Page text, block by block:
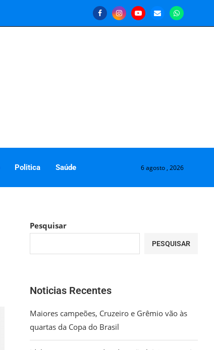
Politica Saúde 6 agosto , 2026
Pesquisar
PESQUISAR
Noticias Recentes
Maiores campeões, Cruzeiro e Grêmio vão às
quartas da Copa do Brasil